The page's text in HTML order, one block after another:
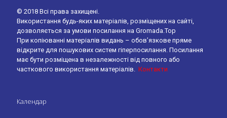
© 2018 Всі права захищені.
Використання будь-яких матеріалів, розміщених на сайті,
дозволяється за умови посилання на Gromada.Top
При копіюванні матеріалів видань – обов’язкове пряме
відкрите для пошукових систем гіперпосилання. Посилання
має бути розміщена в незалежності від повного або
часткового використання матеріалів. Контакти
Календар